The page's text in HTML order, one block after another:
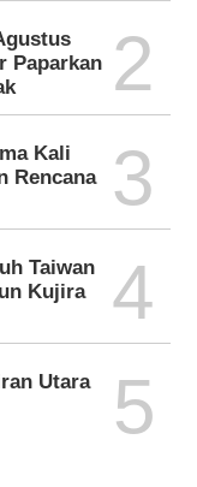
Paparkan 2
Kali
Rencana
3
Taiwan
Kujira
4
Utara
5